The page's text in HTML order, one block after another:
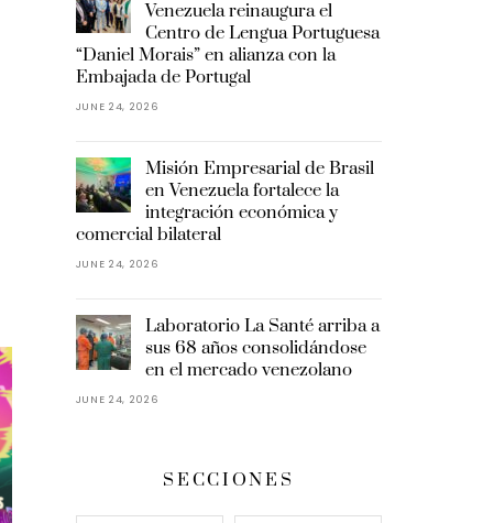
Venezuela reinaugura el
Centro de Lengua Portuguesa
“Daniel Morais” en alianza con la
Embajada de Portugal
JUNE 24, 2026
Misión Empresarial de Brasil
en Venezuela fortalece la
integración económica y
comercial bilateral
JUNE 24, 2026
Laboratorio La Santé arriba a
sus 68 años consolidándose
en el mercado venezolano
JUNE 24, 2026
SECCIONES